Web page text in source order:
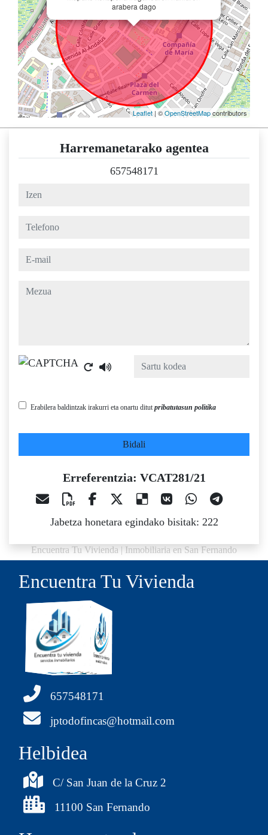
arabera dago
Leaflet| ©OpenStreetMapcontributors
Harremanetarako agentea
657548171
izen
telefono
e-mail
mezua
Captcha
Erabilera baldintzak irakurri eta onartu ditutpribatutasun politika
Bidali
Erreferentzia: VCAT281/21
Jabetza honetara egindako bisitak: 222
Encuentra Tu Vivienda | Inmobiliaria en San Fernando
Encuentra Tu Vivienda
657548171
jptodofincas@hotmail.com
Helbidea
C/ San Juan de la Cruz 2
11100 San Fernando